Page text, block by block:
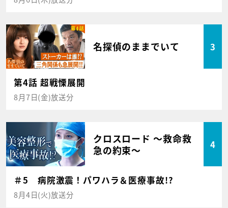
名探偵のままでいて 3
第4話 超戦慄展開
8月7日(金)放送分
クロスロード ～救命救
急の約束～
4
＃5 病院激震！パワハラ＆医療事故!?
8月4日(火)放送分